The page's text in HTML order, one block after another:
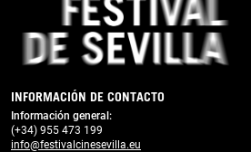
INFORMACIÓN DE CONTACTO
Información general:
(+34) 955 473 199
info@festivalcinesevilla.eu